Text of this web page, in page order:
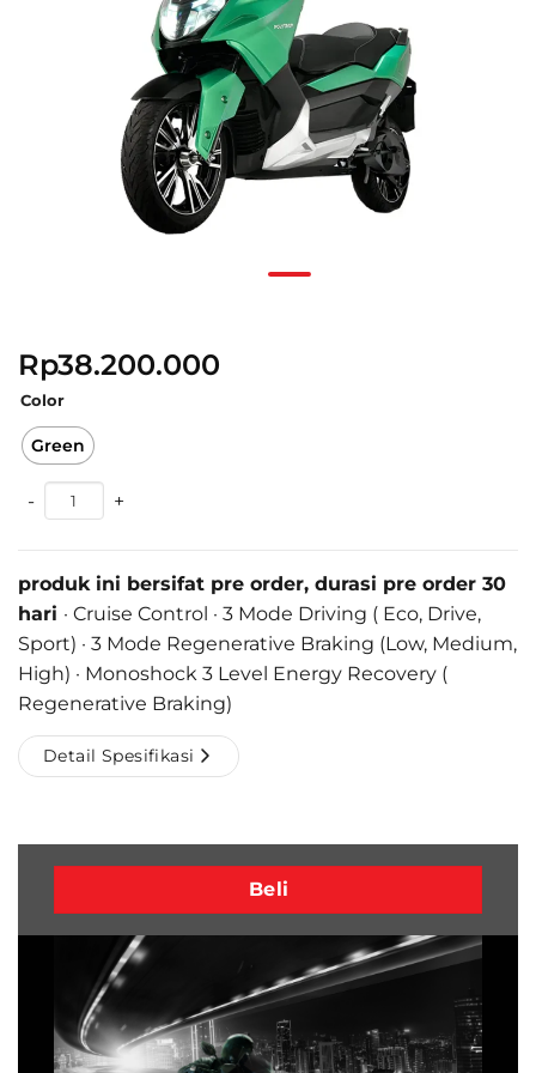
Rp38.200.000
Color
Green
POLYTRON Fox 500 Sepeda Motor Listrik – OTR
produk ini bersifat pre order, durasi pre order 30
hari · Cruise Control · 3 Mode Driving ( Eco, Drive,
Sport) · 3 Mode Regenerative Braking (Low, Medium,
High) · Monoshock 3 Level Energy Recovery (
Regenerative Braking)
Detail Spesifikasi
Beli